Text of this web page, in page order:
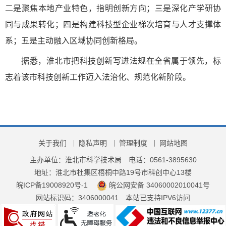
二是聚焦本地产业特色，指明创新方向；三是深化产学研协
同与成果转化；四是构建科技型企业梯次培育与人才支撑体
系；五是主动融入区域协同创新格局。
据悉，淮北市把科技创新写进法规在全省属于领先，标
志着该市科技创新工作迈入法治化、规范化新阶段。
关于我们 隐私声明 管理制度 网站地图
主办单位：淮北市科学技术局
电话：0561-3895630
地址：淮北市杜集区梧桐中路19号市科创中心13楼
皖ICP备19008920号-1
皖公网安备 34060002010041号
网站标识码：3406000041
本站已支持IPV6访问